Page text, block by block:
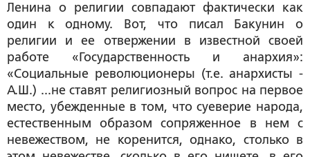
Ленина о религии совпадают фактически как
один к одному. Вот, что писал Бакунин о
религии и ее отвержении в известной своей
работе «Государственность и анархия»:
«Социальные революционеры (т.е. анархисты -
А.Ш.) ...не ставят религиозный вопрос на первое
место, убежденные в том, что суеверие народа,
естественным образом сопряженное в нем с
невежеством, не коренится, однако, столько в